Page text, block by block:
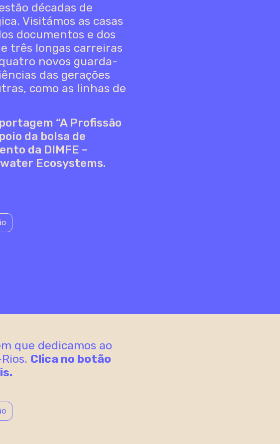
décadas de
Visitámos as casas
documentos e dos
três longas carreiras
novos guarda-
das gerações
como as linhas de
“A Profissão
da bolsa de
da DIMFE –
Ecosystems.
que dedicamos ao
Clica no botão